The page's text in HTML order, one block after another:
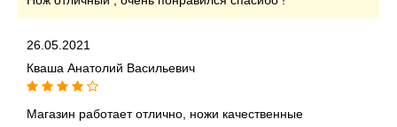
26.05.2021
Кваша Анатолий Васильевич
Магазин работает отлично, ножи качественные